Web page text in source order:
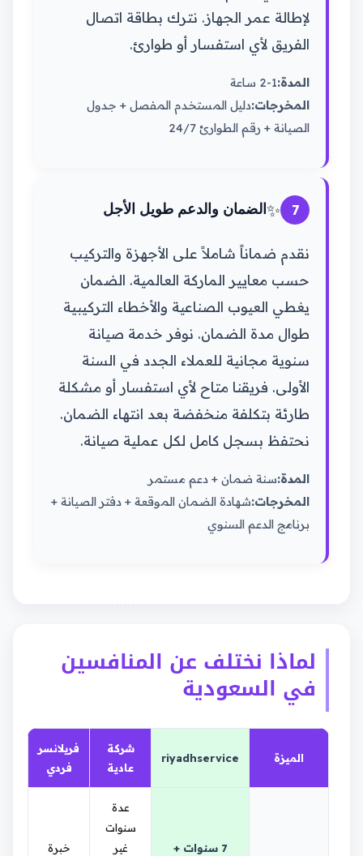
لإطالة عمر الجهاز. نترك بطاقة اتصال
الفريق لأي استفسار أو طوارئ.
المدة:1-2 ساعة
المخرجات:دليل المستخدم المفصل + جدول
الصيانة + رقم الطوارئ 24/7
7
✨ الضمان والدعم طويل الأجل
نقدم ضماناً شاملاً على الأجهزة والتركيب
حسب معايير الماركة العالمية. الضمان
يغطي العيوب الصناعية والأخطاء التركيبية
طوال مدة الضمان. نوفر خدمة صيانة
سنوية مجانية للعملاء الجدد في السنة
الأولى. فريقنا متاح لأي استفسار أو مشكلة
طارئة بتكلفة منخفضة بعد انتهاء الضمان.
نحتفظ بسجل كامل لكل عملية صيانة.
المدة:سنة ضمان + دعم مستمر
المخرجات:شهادة الضمان الموقعة + دفتر الصيانة +
برنامج الدعم السنوي
لماذا نختلف عن المنافسين
في السعودية
الميزة riyadhservice
شركة
عادية
فريلانسر
فردي
7 سنوات +
عدة
سنوات
غير
خبرة